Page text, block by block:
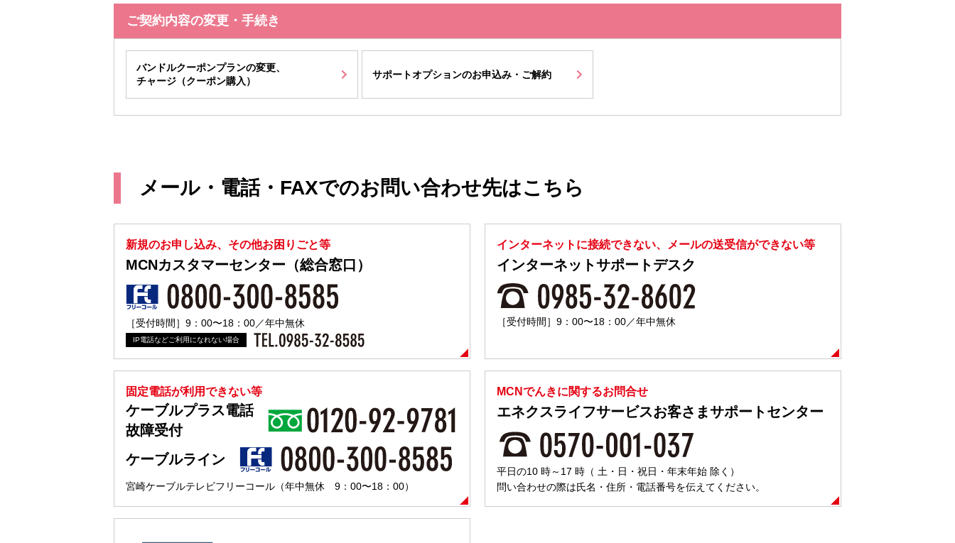
ご契約内容の変更・手続き
バンドルクーポンプランの変更、
チャージ（クーポン購入）
サポートオプションのお申込み・ご解約
メール・電話・FAXでのお問い合わせ先はこちら
新規のお申し込み、その他お困りごと等
MCNカスタマーセンター（総合窓口）
［受付時間］9：00〜18：00／年中無休
IP電話などご利用になれない場合
インターネットに接続できない、メールの送受信ができない等
インターネットサポートデスク
［受付時間］9：00〜18：00／年中無休
固定電話が利用できない等
ケーブルプラス電話
故障受付
ケーブルライン
宮崎ケーブルテレビフリーコール（年中無休 9：00〜18：00）
MCNでんきに関するお問合せ
エネクスライフサービスお客さまサポートセンター
平日の10 時～17 時（ 土・日・祝日・年末年始 除く）
問い合わせの際は氏名・住所・電話番号を伝えてください。